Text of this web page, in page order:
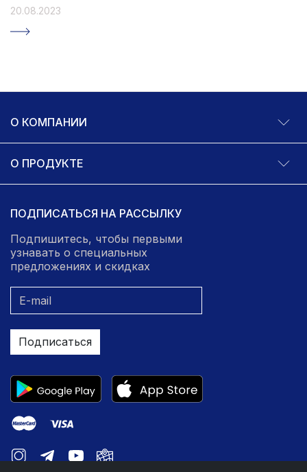
20.08.2023
О КОМПАНИИ
О ПРОДУКТЕ
ПОДПИСАТЬСЯ НА РАССЫЛКУ
Подпишитесь, чтобы первыми
узнавать о специальных
предложениях и скидках
Подписаться